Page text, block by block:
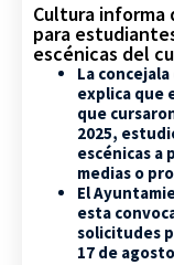
Cultura informa
para
escénicas del
La
explica que
que
2025,
escénicas a
medias o
El
esta
solicitudes
17 de agosto